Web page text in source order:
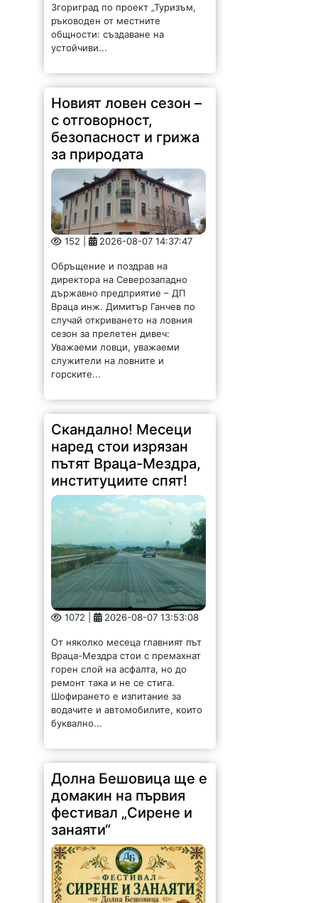
Згориград по проект „Туризъм,
ръководен от местните
общности: създаване на
устойчиви...
Новият ловен сезон –
с отговорност,
безопасност и грижа
за природата
152 | 2026-08-07 14:37:47
Обръщение и поздрав на
директора на Северозападно
държавно предприятие – ДП
Враца инж. Димитър Ганчев по
случай откриването на ловния
сезон за прелетен дивеч:
Уважаеми ловци, уважаеми
служители на ловните и
горските...
Скандално! Месеци
наред стои изрязан
пътят Враца-Мездра,
институциите спят!
1072 | 2026-08-07 13:53:08
От няколко месеца главният път
Враца-Мездра стои с премахнат
горен слой на асфалта, но до
ремонт така и не се стига.
Шофирането е изпитание за
водачите и автомобилите, които
буквално...
Долна Бешовица ще е
домакин на първия
фестивал „Сирене и
занаяти“